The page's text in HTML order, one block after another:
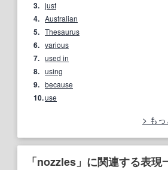
3. just
4. Australian
5. Thesaurus
6. various
7. used in
8. using
9. because
10.use
も
「nozzles」に関連する表現